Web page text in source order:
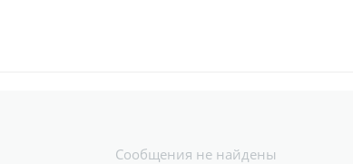
Сообщения не найдены